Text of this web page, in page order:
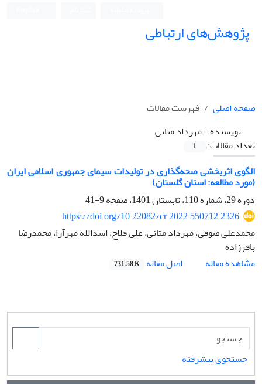
پژوهش‌های ارتباطی
صفحه اصلی
فهرست مقالات
نویسنده =مهرداد متانی
تعداد مقالات:
1
الگوی اثربخشی صحه‌گذاری در تولیدات سیمای جمهوری اسلامی ایران
(مورد مطالعه: استان گلستان)
دوره 29، شماره 110، تابستان 1401، صفحه
9-41
https://doi.org/10.22082/cr.2022.550712.2326
محمدعلی صوفی، مهرداد متانی، علی فلاح، اسدالله مهرآرا، محمد‌رضا
باقرزاده
مشاهده مقاله
اصل مقاله 731.58 K
جستجوی پیشرفته